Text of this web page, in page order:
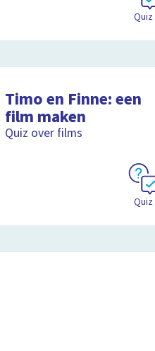
Quiz
Timo en Finne: een
film maken
Quiz over films
Quiz